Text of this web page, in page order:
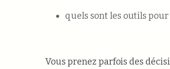
quels sont les outils
Vous prenez parfois des